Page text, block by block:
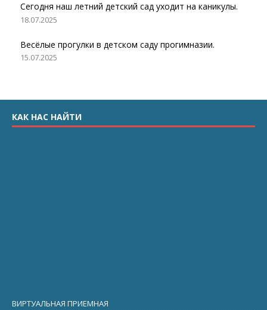
Сегодня наш летний детский сад уходит на каникулы.
18.07.2025
Весёлые прогулки в детском саду прогимназии.
15.07.2025
КАК НАС НАЙТИ
ВИРТУАЛЬНАЯ ПРИЕМНАЯ